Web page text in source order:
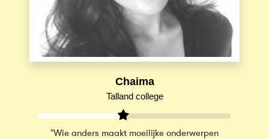
Chaima
Talland college
"Wie anders maakt moeilijke onderwerpen